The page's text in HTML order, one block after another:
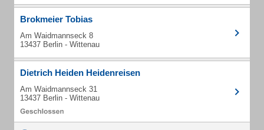
Brokmeier Tobias
Am Waidmannseck 8
13437 Berlin - Wittenau
Dietrich Heiden Heidenreisen
Am Waidmannseck 31
13437 Berlin - Wittenau